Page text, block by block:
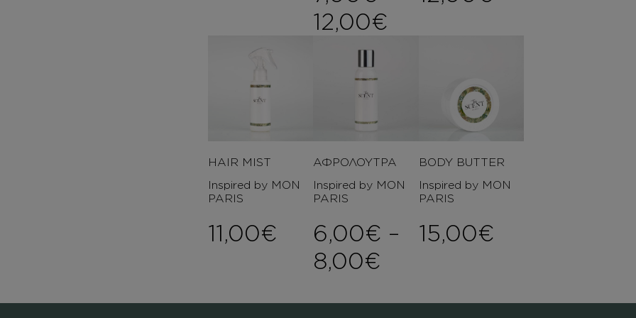
12,00€
HAIR MIST
Inspired by MON
PARIS
11,00€
ΑΦΡΟΛΟΥΤΡΑ
Inspired by MON
PARIS
6,00€ –
8,00€
BODY BUTTER
Inspired by MON
PARIS
15,00€